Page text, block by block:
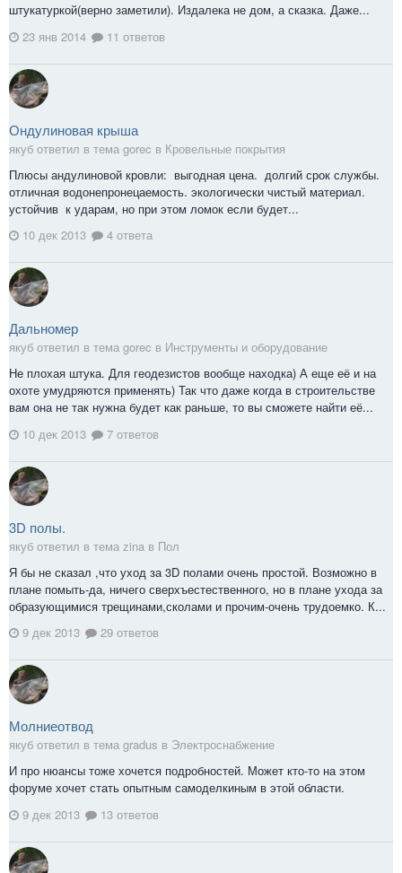
штукатуркой(верно заметили). Издалека не дом, а сказка. Даже...
23 янв 2014
11 ответов
Ондулиновая крыша
якуб ответил в тема gorec в Кровельные покрытия
Плюсы андулиновой кровли: выгодная цена. долгий срок службы.
отличная водонепронецаемость. экологически чистый материал.
устойчив к ударам, но при этом ломок если будет...
10 дек 2013
4 ответа
Дальномер
якуб ответил в тема gorec в Инструменты и оборудование
Не плохая штука. Для геодезистов вообще находка) А еще её и на
охоте умудряются применять) Так что даже когда в строительстве
вам она не так нужна будет как раньше, то вы сможете найти её...
10 дек 2013
7 ответов
3D полы.
якуб ответил в тема zina в Пол
Я бы не сказал ,что уход за 3D полами очень простой. Возможно в
плане помыть-да, ничего сверхъестественного, но в плане ухода за
образующимися трещинами,сколами и прочим-очень трудоемко. К...
9 дек 2013
29 ответов
Молниеотвод
якуб ответил в тема gradus в Электроснабжение
И про нюансы тоже хочется подробностей. Может кто-то на этом
форуме хочет стать опытным самоделкиным в этой области.
9 дек 2013
13 ответов